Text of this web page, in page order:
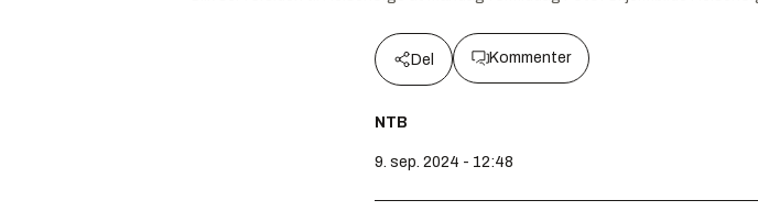
Del Kommenter
NTB
9. sep. 2024 - 12:48